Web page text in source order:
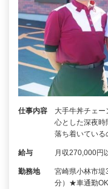
仕事内容
大手牛丼チェ
心とした深夜時
落ち着いてい
給与 月収270,000円
勤務地
宮崎県小林市
分）★車通勤OK